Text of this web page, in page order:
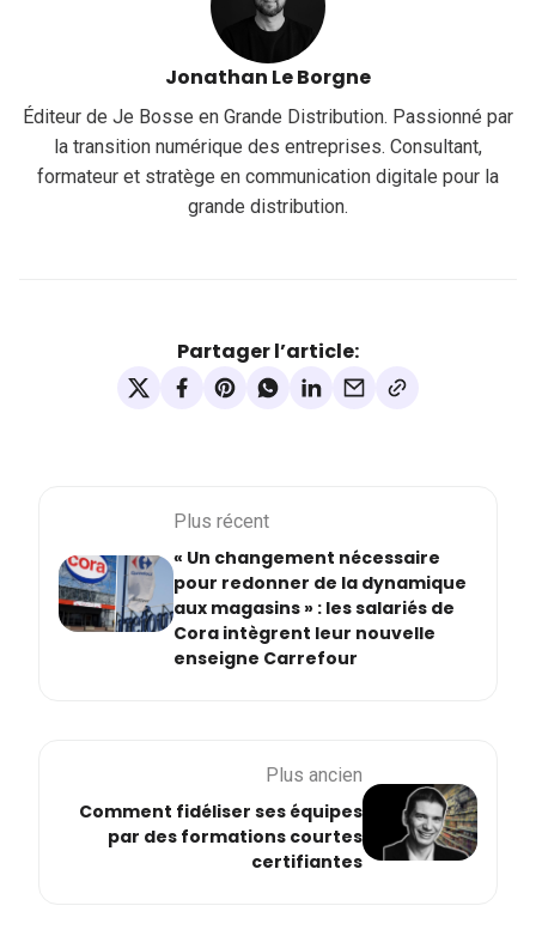
Jonathan Le Borgne
Éditeur de Je Bosse en Grande Distribution. Passionné par
la transition numérique des entreprises. Consultant,
formateur et stratège en communication digitale pour la
grande distribution.
Partager l’article:
Plus récent
« Un changement nécessaire
pour redonner de la dynamique
aux magasins » : les salariés de
Cora intègrent leur nouvelle
enseigne Carrefour
Plus ancien
Comment fidéliser ses équipes
par des formations courtes
certifiantes